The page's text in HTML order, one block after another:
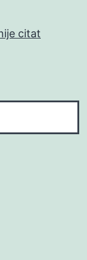
citat